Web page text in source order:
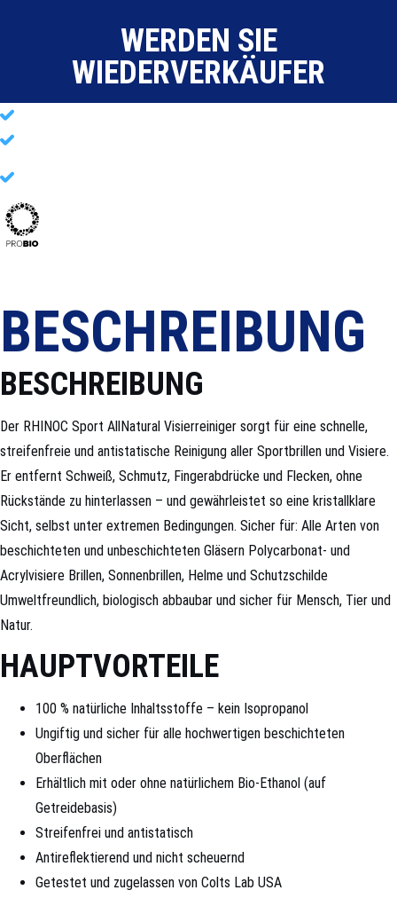
WERDEN SIE
WIEDERVERKÄUFER
BESCHREIBUNG
BESCHREIBUNG
Der RHINOC Sport AllNatural Visierreiniger sorgt für eine schnelle,
streifenfreie und antistatische Reinigung aller Sportbrillen und Visiere.
Er entfernt Schweiß, Schmutz, Fingerabdrücke und Flecken, ohne
Rückstände zu hinterlassen – und gewährleistet so eine kristallklare
Sicht, selbst unter extremen Bedingungen. Sicher für: Alle Arten von
beschichteten und unbeschichteten Gläsern Polycarbonat- und
Acrylvisiere Brillen, Sonnenbrillen, Helme und Schutzschilde
Umweltfreundlich, biologisch abbaubar und sicher für Mensch, Tier und
Natur.
HAUPTVORTEILE
100 % natürliche Inhaltsstoffe – kein Isopropanol
Ungiftig und sicher für alle hochwertigen beschichteten
Oberflächen
Erhältlich mit oder ohne natürlichem Bio-Ethanol (auf
Getreidebasis)
Streifenfrei und antistatisch
Antireflektierend und nicht scheuernd
Getestet und zugelassen von Colts Lab USA